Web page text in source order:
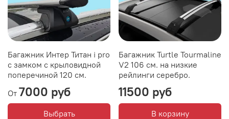
Багажник Интер Титан i pro
с замком с крыловидной
поперечиной 120 см.
От 7000 руб
Выбрать
Багажник Turtle Tourmaline
V2 106 см. на низкие
рейлинги серебро.
11500 руб
В корзину